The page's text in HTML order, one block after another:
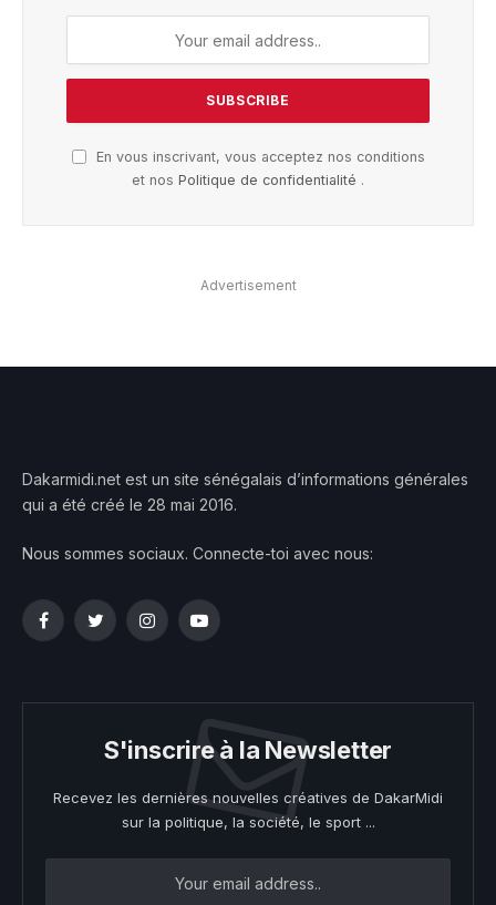
En vous inscrivant, vous acceptez nos conditions
et nos Politique de confidentialité .
Advertisement
Dakarmidi.net est un site sénégalais d’informations générales
qui a été créé le 28 mai 2016.
Nous sommes sociaux. Connecte-toi avec nous:
FacebookTwitterInstagramYouTube
S'inscrire à la Newsletter
Recevez les dernières nouvelles créatives de DakarMidi
sur la politique, la société, le sport ...